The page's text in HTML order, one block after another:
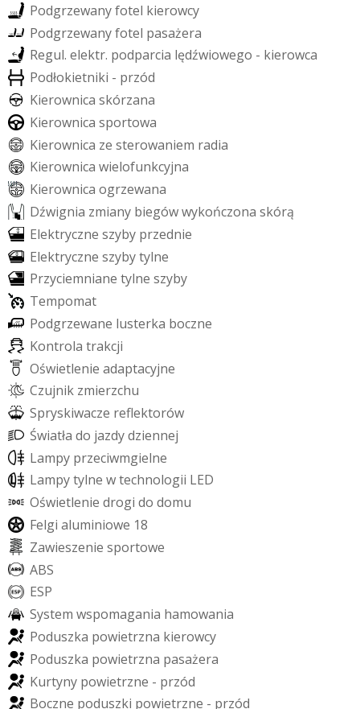
Podgrzewanyfotel kierowcy
Podgrzewanyfotel pasażera
Regul. elektr. podparcia lędźwiowego - kierowca
Podłokietniki - przód
Kierownica skórzana
Kierownica sportowa
Kierownica ze sterowaniem radia
Kierownica wielofunkcyjna
Kierownica ogrzewana
Dźwignia zmiany biegówwykończona skórą
Elektryczne szyby przednie
Elektryczne szybytylne
Przyciemniane tylne szyby
Tempomat
Podgrzewane lusterka boczne
Kontrola trakcji
Oświetlenie adaptacyjne
Czujnik zmierzchu
Spryskiwacze refektorów
Światła do jazdydziennej
Lampy przeciwmgielne
Lampytylne wtechnologii LED
Oświetlenie drogi do domu
Felgi aluminiowe 18
Zawieszenie sportowe
ABS
ESP
System wspomagania hamowania
Poduszka powietrzna kierowcy
Poduszka powietrzna pasażera
Kurtyny powietrzne - przód
Boczne poduszki powietrzne - przód